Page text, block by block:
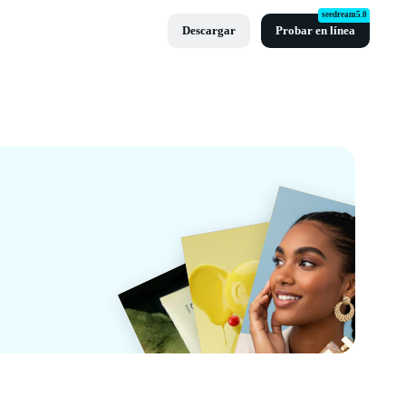
Descargar Probar en línea
seedream5.0